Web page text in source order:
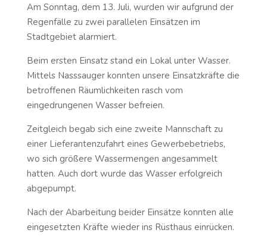
Am Sonntag, dem 13. Juli, wurden wir aufgrund der
Regenfälle zu zwei parallelen Einsätzen im
Stadtgebiet alarmiert.
Beim ersten Einsatz stand ein Lokal unter Wasser.
Mittels Nasssauger konnten unsere Einsatzkräfte die
betroffenen Räumlichkeiten rasch vom
eingedrungenen Wasser befreien.
Zeitgleich begab sich eine zweite Mannschaft zu
einer Lieferantenzufahrt eines Gewerbebetriebs,
wo sich größere Wassermengen angesammelt
hatten. Auch dort wurde das Wasser erfolgreich
abgepumpt.
Nach der Abarbeitung beider Einsätze konnten alle
eingesetzten Kräfte wieder ins Rüsthaus einrücken.